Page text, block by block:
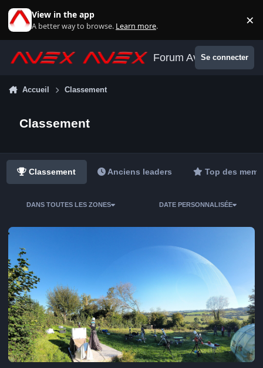
View in the app
A better way to browse. Learn more. ×
Forum AvexSe connecter
Accueil Classement
Classement
Classement Anciens leaders Top des
DANS TOUTES LES ZONES DATE PERSONNALISÉE